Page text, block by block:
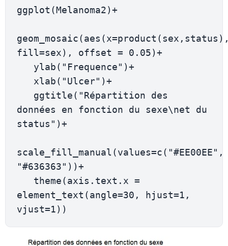
ggplot(Melanoma2)+
fill=sex), offset = 0.05)+
données en fonction du sexe\net du
status")+
scale_fill_manual(values=c("#EE00EE",
"#636363"))+
element_text(angle=30, hjust=1,
vjust=1))